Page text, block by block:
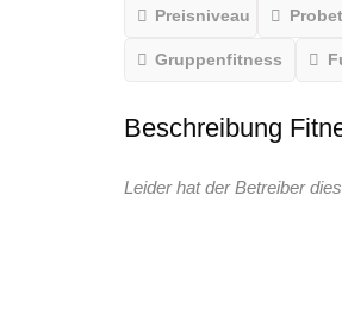
Preisniveau
Gruppenfitness
Beschreibung
Leider hat der Betreiber